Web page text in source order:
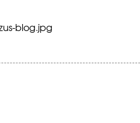
blog.jpg